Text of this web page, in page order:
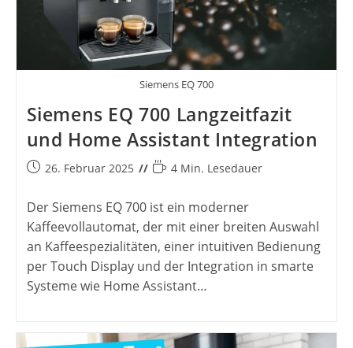
Siemens EQ 700
Siemens EQ 700 Langzeitfazit
und Home Assistant Integration
Beitrag26. Februar 2025 Lesedauer:
4 Min. Lesedauer
Der Siemens EQ 700 ist ein moderner
Kaffeevollautomat, der mit einer breiten Auswahl
an Kaffeespezialitäten, einer intuitiven Bedienung
per Touch Display und der Integration in smarte
Systeme wie Home Assistant…